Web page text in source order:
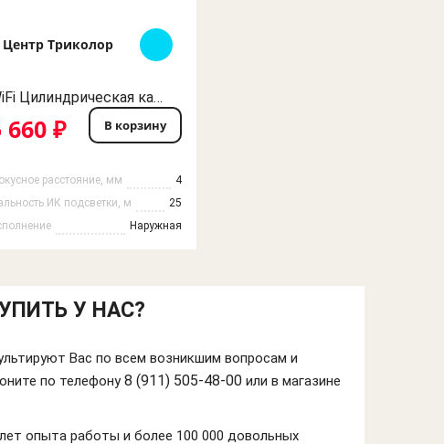
Центр Триколор
WiFi Цилиндрическая камера видеонаблюдения уличная PS XMS50 IP 5MP 4мм
660 ₽ В корзину
расстояние, мм
4
ИК подсветки, м
25
Наружная
У НАС?
Вас по всем возникшим вопросам и
по телефону8 (911) 505-48-00 или в магазине
опыта работы и более 100 000 довольных